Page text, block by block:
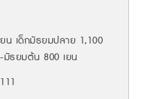
น เด็กมัธยมปลาย 1,100
-มัธยมต้น 800 เยน